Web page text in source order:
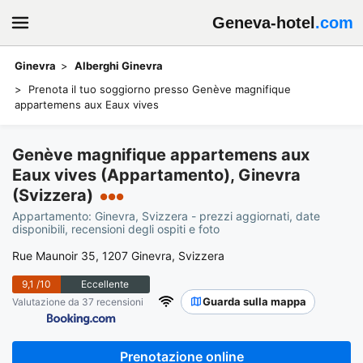
Geneva-hotel .com
Ginevra
Alberghi Ginevra
Prenota il tuo soggiorno presso Genève magnifique
appartemens aux Eaux vives
Genève magnifique appartemens aux
Eaux vives (Appartamento), Ginevra
(Svizzera)
●●●
Appartamento: Ginevra, Svizzera - prezzi aggiornati, date
disponibili, recensioni degli ospiti e foto
Rue Maunoir 35, 1207 Ginevra, Svizzera
9,1 /10
Eccellente
Valutazione da 37 recensioni
Guarda sulla mappa
Prenotazione online